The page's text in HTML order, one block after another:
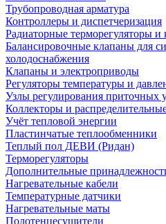
Трубопроводная арматура
Контроллеры и диспетчеризация
Радиаторные терморегуляторы и
Балансировочные клапаны для
холодоснабжения
Клапаны и электроприводы
Регуляторы температуры и
Узлы регулирования приточных
Коллекторы и
Учёт тепловой энергии
Пластинчатые теплообменники
Теплый пол ДЕВИ (Ридан)
Терморегуляторы
Дополнительные
Нагревательные кабели
Температурные датчики
Нагревательные маты
Полотенцесушители